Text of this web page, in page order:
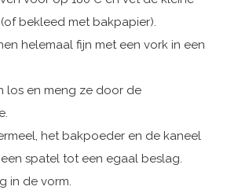
bekleed met bakpapier).
helemaal fijn met een vork in een
los en meng ze door de
het bakpoeder en de kaneel
spatel tot een egaal beslag.
in de vorm.